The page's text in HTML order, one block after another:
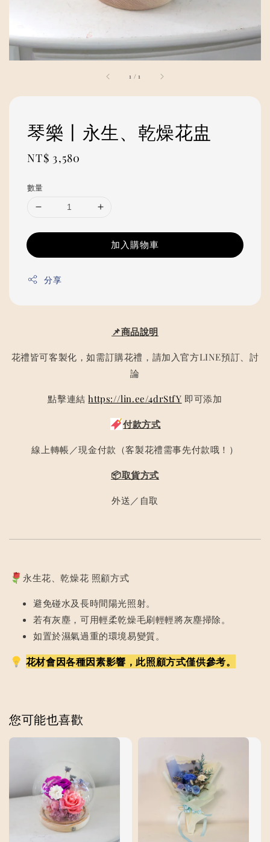
1 /1
琴樂丨永生、乾燥花盅
Regular
NT$ 3,580
數量
加入購物車
分享
📌商品說明
花禮皆可客製化，如需訂購花禮，請加入官方LINE預訂、討
論
點擊連結https://lin.ee/4drStfY 即可添加
付款方式
線上轉帳／現金付款（客製花禮需事先付款哦！）
📦取貨方式
外送／自取
永生花、乾燥花 照顧方式
避免碰水及長時間陽光照射。
若有灰塵，可用輕柔乾燥毛刷輕輕將灰塵掃除。
如置於濕氣過重的環境易變質。
花材會因各種因素影響，此照顧方式僅供參考。
您可能也喜歡